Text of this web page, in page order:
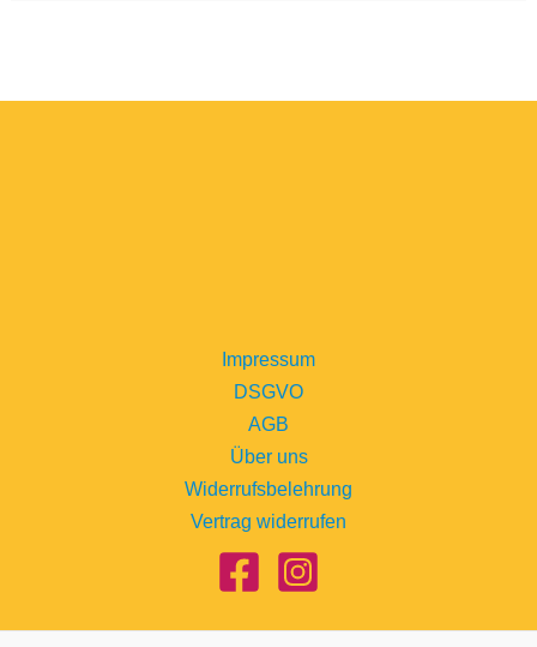
Impressum
DSGVO
AGB
Über uns
Widerrufsbelehrung
Vertrag widerrufen